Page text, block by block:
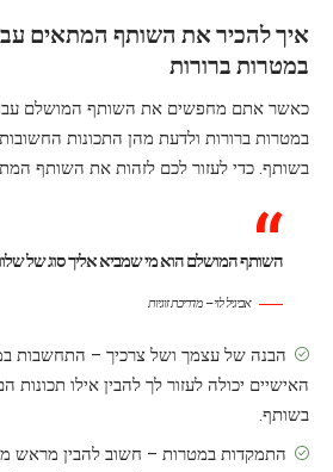
איך להכיר את השותף המתאים
במטרות ברורות
כאשר אתם מחפשים את השותף המושלם
במטרות ברורות ולדעת מהן התכונות
בשותף. כדי לעזור לכם לזהות את השותף
השותף המושלם הוא מי שמביא אליך סוג של
אביגיל לוי – מדריכת זוגיות
הבנה של עצמך ושל צרכיך – התחשבות
האישיים יכולה לעזור לך להבין אילו תכונות
בשותף.
התמקדות במטרות – חשוב להבין